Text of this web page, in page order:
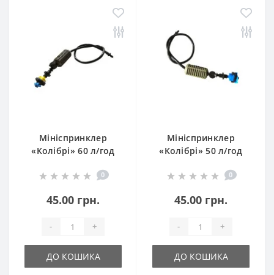
Мініспринклер
«Колібрі» 60 л/год
клапаном
0
45.00 грн.
- +
ДО КОШИКА
Мініспринклер
«Колібрі» 50 л/год
клапаном
0
45.00 грн.
- +
ДО КОШИКА